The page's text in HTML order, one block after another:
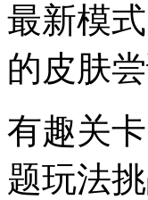
最新模
的皮肤尝
有趣关
题玩法挑